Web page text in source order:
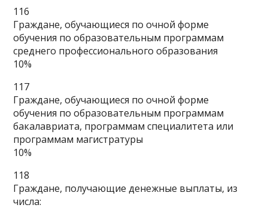
116
Граждане, обучающиеся по очной форме
обучения по образовательным программам
среднего профессионального образования
10%
117
Граждане, обучающиеся по очной форме
обучения по образовательным программам
бакалавриата, программам специалитета или
программам магистратуры
10%
118
Граждане, получающие денежные выплаты, из
числа: